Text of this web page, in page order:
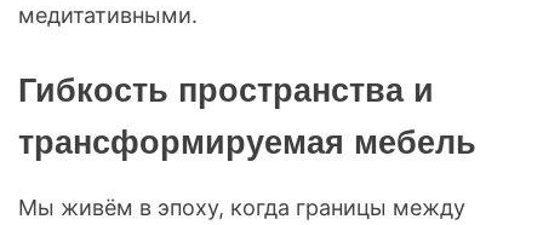
медитативными.
Гибкость пространства и
трансформируемая мебель
Мы живём в эпоху, когда границы между